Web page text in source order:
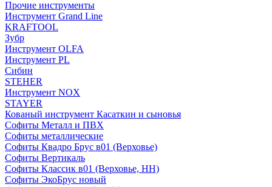
Прочие инструменты
Инструмент Grand Line
KRAFTOOL
Зубр
Инструмент OLFA
Инструмент PL
Сибин
STEHER
Инструмент NOX
STAYER
Кованый инструмент Касаткин и сыновья
Софиты Металл и ПВХ
Софиты металлические
Софиты Квадро Брус в01 (Верховье)
Софиты Вертикаль
Софиты Классик в01 (Верховье, НН)
Софиты ЭкоБрус новый